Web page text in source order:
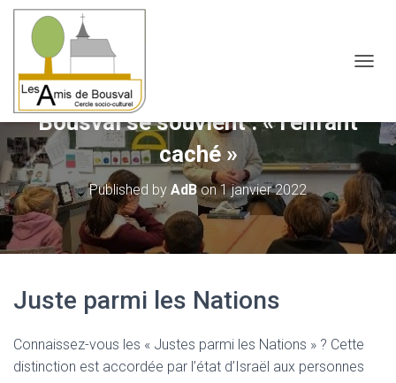
Bousval se souvient : « l’enfant
caché »
Published by AdBon1 janvier 2022
Juste parmi les Nations
Connaissez-vous les « Justes parmi les Nations » ? Cette
distinction est accordée par l’état d’Israël aux personnes